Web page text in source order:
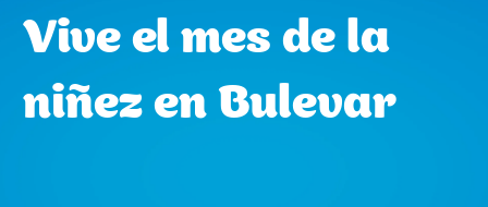
Vive el mes de la
niñez en Bulevar